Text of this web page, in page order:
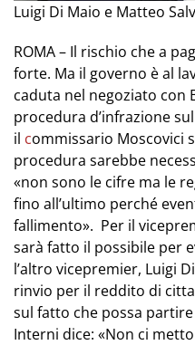
Luigi Di Maio e Matteo
ROMA – Il rischio che a
forte. Ma il governo è al
caduta nel negoziato con
procedura d’infrazione
il commissario Moscovici
procedura sarebbe
«non sono le cifre ma le
fino all’ultimo perché
fallimento». Per il
sarà fatto il possibile per
l’altro vicepremier, Luigi
rinvio per il reddito di
sul fatto che possa
Interni dice: «Non ci